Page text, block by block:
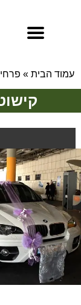
עמוד הבית »
קישוט רכב